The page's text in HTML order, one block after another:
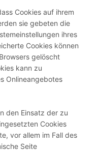
Cookies auf ihrem
sie gebeten die
ihres
Cookies können
gelöscht
kann zu
Onlineangebotes
den Einsatz der zu
Cookies
vor allem im Fall des
Seite